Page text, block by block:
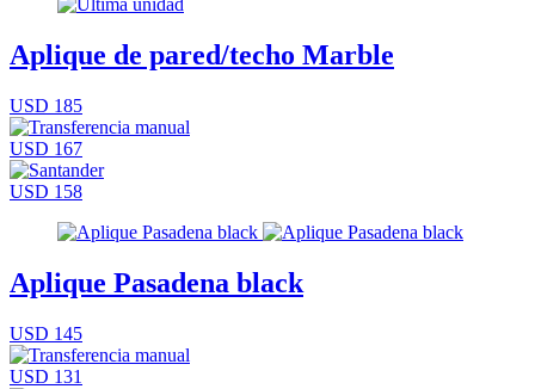
Aplique de pared/techo Marble
USD 185
USD 167
USD 158
Aplique Pasadena black
USD 145
USD 131